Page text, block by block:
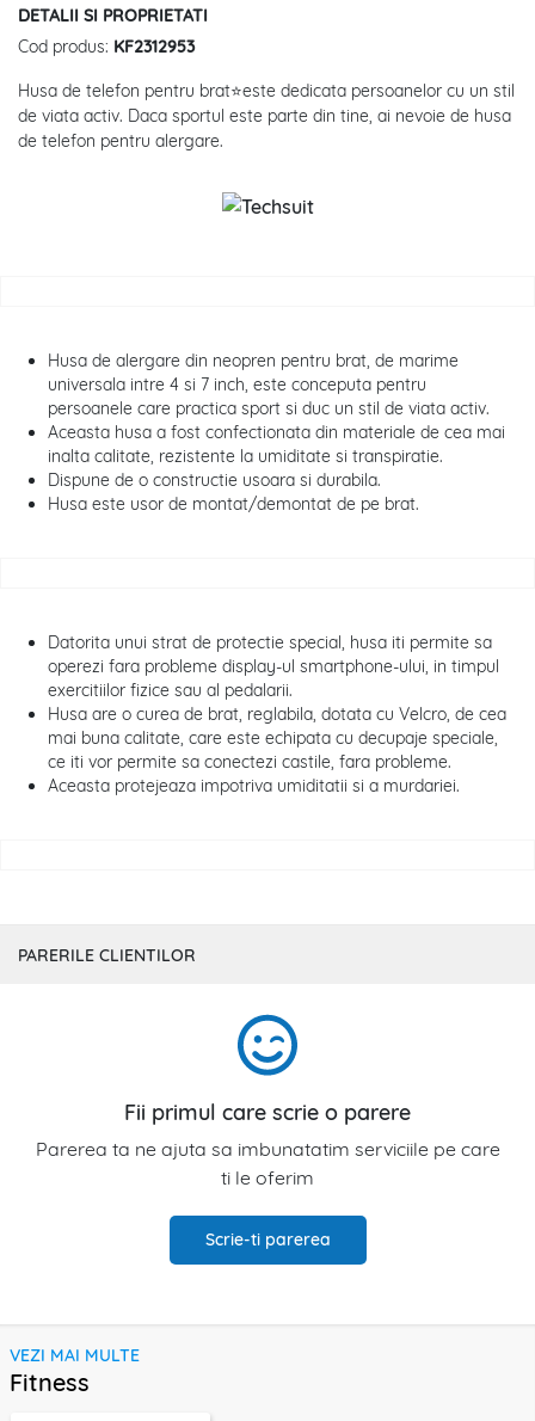
DETALII SI PROPRIETATI
Cod produs: KF2312953
Husa de telefon pentru brat⭐este dedicata persoanelor cu un stil
de viata activ. Daca sportul este parte din tine, ai nevoie de husa
de telefon pentru alergare.
Husa de alergare din neopren pentru brat, de marime
universala intre 4 si 7 inch, este conceputa pentru
persoanele care practica sport si duc un stil de viata activ.
Aceasta husa a fost confectionata din materiale de cea mai
inalta calitate, rezistente la umiditate si transpiratie.
Dispune de o constructie usoara si durabila.
Husa este usor de montat/demontat de pe brat.
Datorita unui strat de protectie special, husa iti permite sa
operezi fara probleme display-ul smartphone-ului, in timpul
exercitiilor fizice sau al pedalarii.
Husa are o curea de brat, reglabila, dotata cu Velcro, de cea
mai buna calitate, care este echipata cu decupaje speciale,
ce iti vor permite sa conectezi castile, fara probleme.
Aceasta protejeaza impotriva umiditatii si a murdariei.
PARERILE CLIENTILOR
Fii primul care scrie o parere
Parerea ta ne ajuta sa imbunatatim serviciile pe care
ti le oferim
Scrie-ti parerea
VEZI MAI MULTE
Fitness